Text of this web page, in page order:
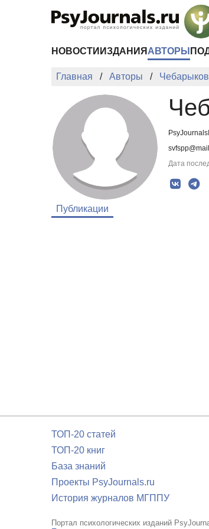
НОВОСТИ ИЗДАНИЯ АВТОРЫ
Главная Авторы
Дата
Публикации
ТОП-20 статей
ТОП-20 книг
База знаний
Проекты PsyJournals.ru
История журналов МГППУ
Портал психологических изданий